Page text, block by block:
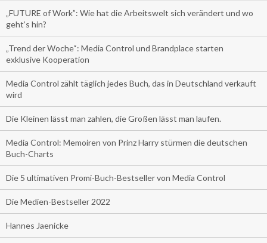
„FUTURE of Work”: Wie hat die Arbeitswelt sich verändert und wo
geht’s hin?
„Trend der Woche“: Media Control und Brandplace starten
exklusive Kooperation
Media Control zählt täglich jedes Buch, das in Deutschland verkauft
wird
Die Kleinen lässt man zahlen, die Großen lässt man laufen.
Media Control: Memoiren von Prinz Harry stürmen die deutschen
Buch-Charts
Die 5 ultimativen Promi-Buch-Bestseller von Media Control
Die Medien-Bestseller 2022
Hannes Jaenicke